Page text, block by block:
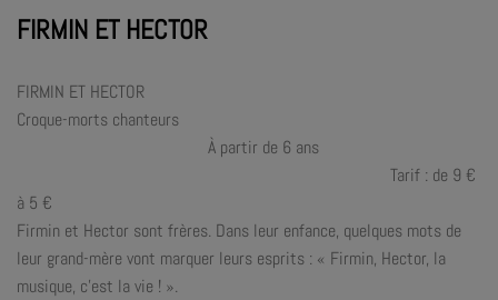
FIRMIN ET HECTOR
FIRMIN ET HECTOR
Croque-morts chanteurs
À partir de 6 ans
Tarif : de 9 €
à 5 €
Firmin et Hector sont frères. Dans leur enfance, quelques mots de
leur grand-mère vont marquer leurs esprits : « Firmin, Hector, la
musique, c’est la vie ! ».